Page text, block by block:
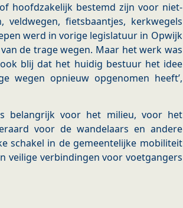
hoofdzakelijk bestemd zijn voor niet-
veldwegen, fietsbaantjes, kerkwegels
werd in vorige legislatuur in Opwijk
de trage wegen. Maar het werk was
blij dat het huidig bestuur het idee
wegen opnieuw opgenomen heeft’,
belangrijk voor het milieu, voor het
voor de wandelaars en andere
schakel in de gemeentelijke mobiliteit
veilige verbindingen voor voetgangers